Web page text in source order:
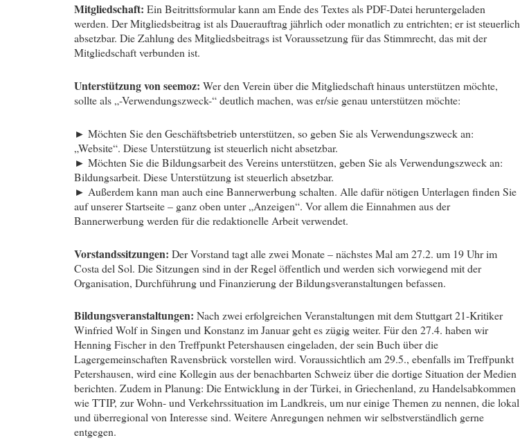
Mitgliedschaft: Ein Beitrittsformular kann am Ende des Textes als PDF-Datei heruntergeladen
werden. Der Mitgliedsbeitrag ist als Dauerauftrag jährlich oder monatlich zu entrichten; er ist steuerlich
absetzbar. Die Zahlung des Mitgliedsbeitrags ist Voraussetzung für das Stimmrecht, das mit der
Mitgliedschaft verbunden ist.
Unterstützung von seemoz: Wer den Verein über die Mitgliedschaft hinaus unterstützen möchte,
sollte als „-Verwendungszweck-“ deutlich machen, was er/sie genau unterstützen möchte:
► Möchten Sie den Geschäftsbetrieb unterstützen, so geben Sie als Verwendungszweck an:
„Website“. Diese Unterstützung ist steuerlich nicht absetzbar.
► Möchten Sie die Bildungsarbeit des Vereins unterstützen, geben Sie als Verwendungszweck an:
Bildungsarbeit. Diese Unterstützung ist steuerlich absetzbar.
► Außerdem kann man auch eine Bannerwerbung schalten. Alle dafür nötigen Unterlagen finden Sie
auf unserer Startseite – ganz oben unter „Anzeigen“. Vor allem die Einnahmen aus der
Bannerwerbung werden für die redaktionelle Arbeit verwendet.
Vorstandssitzungen: Der Vorstand tagt alle zwei Monate – nächstes Mal am 27.2. um 19 Uhr im
Costa del Sol. Die Sitzungen sind in der Regel öffentlich und werden sich vorwiegend mit der
Organisation, Durchführung und Finanzierung der Bildungsveranstaltungen befassen.
Bildungsveranstaltungen: Nach zwei erfolgreichen Veranstaltungen mit dem Stuttgart 21-Kritiker
Winfried Wolf in Singen und Konstanz im Januar geht es zügig weiter. Für den 27.4. haben wir
Henning Fischer in den Treffpunkt Petershausen eingeladen, der sein Buch über die
Lagergemeinschaften Ravensbrück vorstellen wird. Voraussichtlich am 29.5., ebenfalls im Treffpunkt
Petershausen, wird eine Kollegin aus der benachbarten Schweiz über die dortige Situation der Medien
berichten. Zudem in Planung: Die Entwicklung in der Türkei, in Griechenland, zu Handelsabkommen
wie TTIP, zur Wohn- und Verkehrssituation im Landkreis, um nur einige Themen zu nennen, die lokal
und überregional von Interesse sind. Weitere Anregungen nehmen wir selbstverständlich gerne
entgegen.